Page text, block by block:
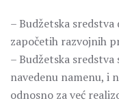
– Budžetska
započetih razvojnih
– Budžetska
navedenu namenu, i
odnosno za već